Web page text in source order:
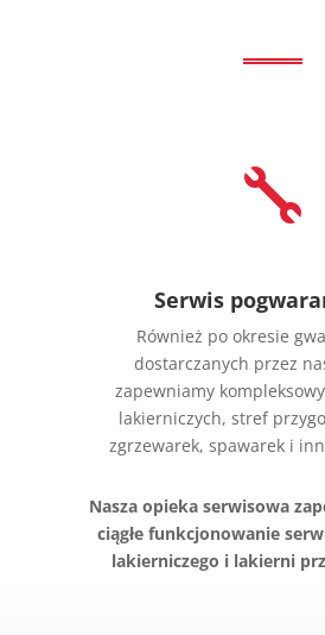

Serwis
Również po okresie
dostarczanych przez
zapewniamy
lakierniczych, stref
zgrzewarek, spawarek i
Nasza opieka serwisowa
ciągłe funkcjonowanie
lakierniczego i lakierni